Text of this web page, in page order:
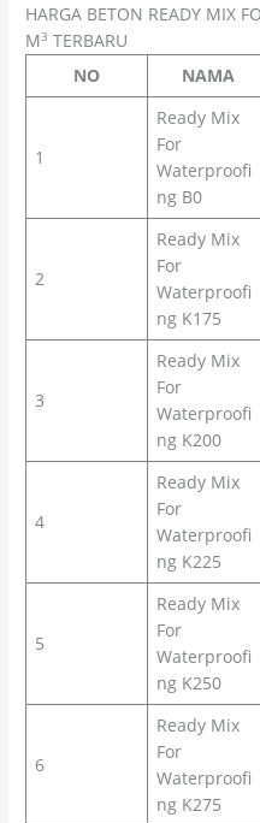
HARGA BETON READY MIX
M3 TERBARU
NO
NAMA
1
Ready Mix
For
Waterproofi
ng B0
2
Ready Mix
For
Waterproofi
ng K175
3
Ready Mix
For
Waterproofi
ng K200
4
Ready Mix
For
Waterproofi
ng K225
5
Ready Mix
For
Waterproofi
ng K250
6
Ready Mix
For
Waterproofi
ng K275